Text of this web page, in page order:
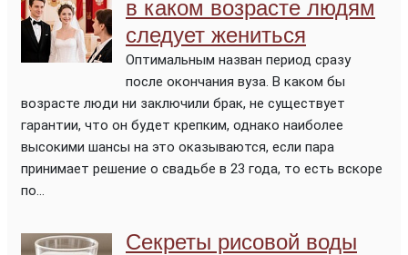
в каком возрасте людям
следует жениться
Оптимальным назван период сразу
после окончания вуза. В каком бы
возрасте люди ни заключили брак, не существует
гарантии, что он будет крепким, однако наиболее
высокими шансы на это оказываются, если пара
принимает решение о свадьбе в 23 года, то есть вскоре
по...
Секреты рисовой воды